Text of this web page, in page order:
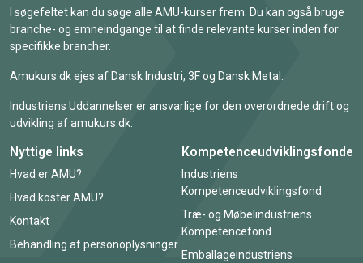
I søgefeltet kan du søge alle AMU-kurser frem. Du kan også bruge
branche- og emneindgange til at finde relevante kurser inden for
specifikke brancher.
Amukurs.dk ejes af Dansk Industri, 3F og Dansk Metal.
Industriens Uddannelser er ansvarlige for den overordnede drift og
udvikling af amukurs.dk.
Nyttige links
Hvad er AMU?
Hvad koster AMU?
Kontakt
Behandling af personoplysninger
Kompetenceudviklingsfonde
Industriens
Kompetenceudviklingsfond
Træ- og Møbelindustriens
Kompetencefond
Emballageindustriens